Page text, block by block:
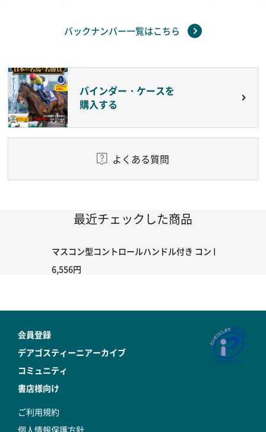
バックナンバー一覧はこちら
バインダー・ケースを
購入する
よくある質問
最近チェックした商品
マスコン型コントロールハンドル付き コントローラー
6,556円
会員登録
デアゴスティーニアーカイブ
コミュニティ
書店様向け
ご利用規約
個人情報保護方針